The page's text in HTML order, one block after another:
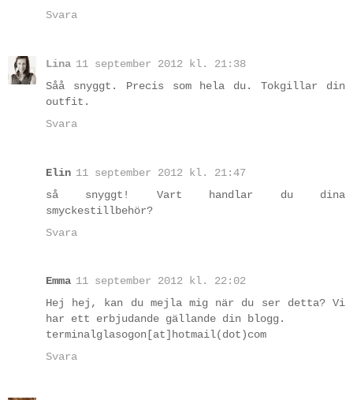
Svara
Lina 11 september 2012 kl. 21:38
Såå snyggt. Precis som hela du. Tokgillar din
outfit.
Svara
Elin 11 september 2012 kl. 21:47
så snyggt! Vart handlar du dina
smyckestillbehör?
Svara
Emma 11 september 2012 kl. 22:02
Hej hej, kan du mejla mig när du ser detta? Vi
har ett erbjudande gällande din blogg.
terminalglasogon[at]hotmail(dot)com
Svara